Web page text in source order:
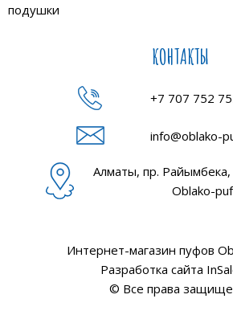
подушки
КОНТАКТЫ
+7 707 752
info@oblako-
Алматы, пр.
Oblako-puf
Интернет-магазин пуфов
Разработка сайта
© Все права